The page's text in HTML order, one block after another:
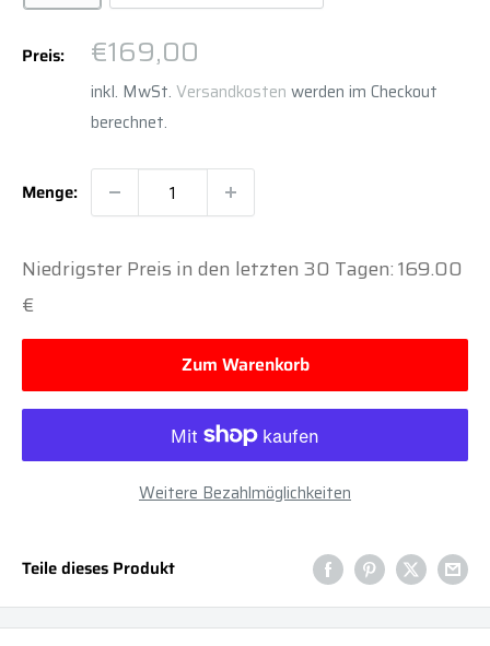
Preis: Sonderpreis
€169,00
inkl. MwSt. Versandkosten werden im Checkout
berechnet.
Menge:
Niedrigster Preis in den letzten 30 Tagen: 169.00
€
Zum Warenkorb
Weitere Bezahlmöglichkeiten
Teile dieses Produkt